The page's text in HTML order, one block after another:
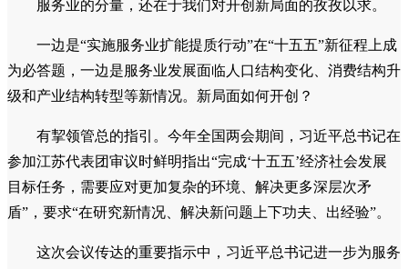
服务业的分量，还在于我们对开创新局面的孜孜以求。
一边是“实施服务业扩能提质行动”在“十五五”新征程上成
为必答题，一边是服务业发展面临人口结构变化、消费结构升
级和产业结构转型等新情况。新局面如何开创？
有挈领管总的指引。今年全国两会期间，习近平总书记在
参加江苏代表团审议时鲜明指出“完成‘十五五’经济社会发展
目标任务，需要应对更加复杂的环境、解决更多深层次矛
盾”，要求“在研究新情况、解决新问题上下功夫、出经验”。
这次会议传达的重要指示中，习近平总书记进一步为服务